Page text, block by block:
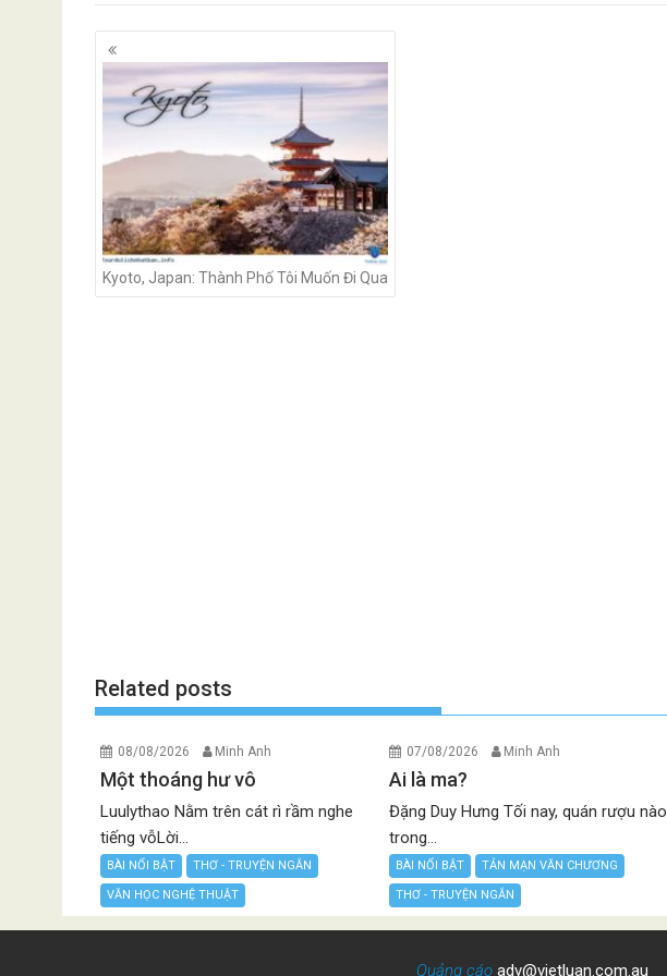
Posts
navigation
Kyoto, Japan: Thành Phố Tôi Muốn Đi Qua
Related posts
08/08/2026 Minh Anh
Một thoáng hư vô
Luulythao Nằm trên cát rì rầm nghe
tiếng vỗLời...
BÀI NỔI BẬT THƠ - TRUYỆN NGẮN
VĂN HỌC NGHỆ THUẬT
07/08/2026 Minh Anh
Ai là ma?
Đặng Duy Hưng Tối nay, quán rượu nào
trong...
BÀI NỔI BẬT TẢN MẠN VĂN CHƯƠNG
THƠ - TRUYỆN NGẮN
Quảng cáoadv@vietluan.com.au